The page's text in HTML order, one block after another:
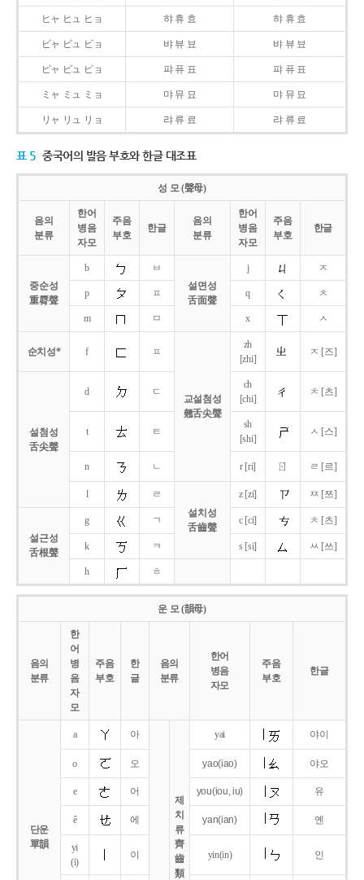
ヒャ ヒュ ヒョ 햐 휴 효 햐 휴 효
ビャ ビュ ビョ 뱌 뷰 뵤 뱌 뷰 뵤
ピャ ピュ ピョ 퍄 퓨 표 퍄 퓨 표
ミャ ミュ ミョ 먀 뮤 묘 먀 뮤 묘
リャ リュ リョ 랴 류 료 랴 류 료
표 5 중국어의 발음 부호와 한글 대조표
성 모 (聲母)
음의
분류
한어
병음
자모
주음
부호
한글
음의
분류
한어
병음
자모
주음
부호
한글
중순성
重脣聲
b
ㅂ
설면성
舌面聲
j ㅈ
p ㅍ q ㅊ
m ㅁ x ㅅ
순치성* f ㅍ
교설첨성
翹舌尖聲
zh
[zhi]
ㅈ [즈]
설첨성
舌尖聲
d ㄷ
ch
[chi]
ㅊ [츠]
t ㅌ
sh
[shi]
ㅅ [스]
n ㄴ r [ri] ㄖ ㄹ [르]
l
ㄹ
설치성
舌齒聲
z [zi] ㅉ [쯔]
설근성
舌根聲
g ㄱ c [ci] ㅊ [츠]
k ㅋ s [si] ㅆ [쓰]
h ㅎ
운 모 (韻母)
음의
분류
한
어
병
음
자
모
주음
부호
한
글
음의
분류
한어
병음
자모
주음
부호
한글
단운
單韻
a 아
제
치
류
齊
齒
類
yai 야이
o 오 yao(iao) 야오
e 어 you(iou,iu) 유
ê 에 yan(ian) 옌
yi
(i)
이 yin(in) 인